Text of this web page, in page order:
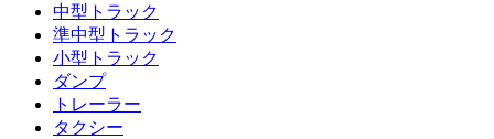
中型トラック
準中型トラック
小型トラック
ダンプ
トレーラー
タクシー